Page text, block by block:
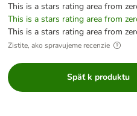
This is a stars rating area from
This is a stars rating area from
This is a stars rating area from
Zistite, ako spravujeme recenzie
Späť k produktu